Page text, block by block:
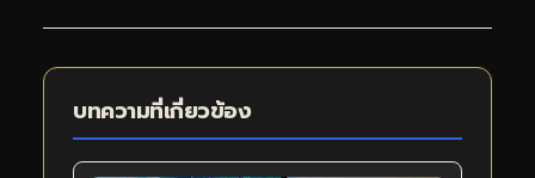
บทความที่เกี่ยวข้อง